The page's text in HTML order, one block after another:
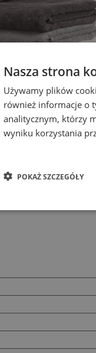
Nasza strona
Używamy plików
również informacje o
analitycznym, którzy
wyniku korzystania
POKAŻ SZCZEGÓŁY